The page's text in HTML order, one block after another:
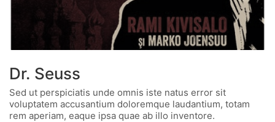
Dr. Seuss
Sed ut perspiciatis unde omnis iste natus error sit
voluptatem accusantium doloremque laudantium, totam
rem aperiam, eaque ipsa quae ab illo inventore.